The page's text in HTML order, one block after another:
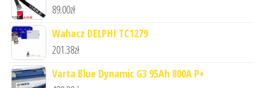
89.00zł
Wahacz DELPHI TC1279
201.38zł
Varta Blue Dynamic G3 95Ah 800A P+